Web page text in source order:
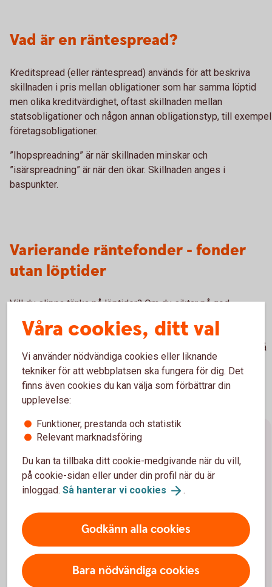
Vad är en räntespread?
Kreditspread (eller räntespread) används för att beskriva
skillnaden i pris mellan obligationer som har samma löptid
men olika kreditvärdighet, oftast skillnaden mellan
statsobligationer och någon annan obligationstyp, till exempel
företagsobligationer.
”Ihopspreadning” är när skillnaden minskar och
”isärspreadning” är när den ökar. Skillnaden anges i
baspunkter.
Varierande räntefonder - fonder
utan löptider
Vill du slippa tänka på löptider? Om du siktar på god
avkastning över tid och vill slippa bekymra dig över
börssvängningar och löptider kan så kallade varierande
räntefonder vara något för dig. Här väljer förvaltaren löptid på
placeringarna utifrån sin egen tro kring ränteutvecklingen
framöver.
Förräntningstakt, duration och
marknadsräntor
Förräntningstakt/avkastning
Förräntningstakten (Yield to maturity) visar den
avkastning som räntefonden skulle få 12 månader
framåt vid ett oförändrat ränteläge/oförändrade
marknadsräntor. Förräntningstakten uppdateras en
gång i månaden. I angivna förräntningstakter är alla
Våra cookies, ditt val
Vi använder nödvändiga cookies eller liknande
tekniker för att webbplatsen ska fungera för dig. Det
finns även cookies du kan välja som förbättrar din
upplevelse:
Funktioner, prestanda och statistik
Relevant marknadsföring
Du kan ta tillbaka ditt cookie-medgivande när du vill,
på cookie-sidan eller under din profil när du är
inloggad. Så hanterar vi cookies .
Godkänn alla cookies
Bara nödvändiga cookies